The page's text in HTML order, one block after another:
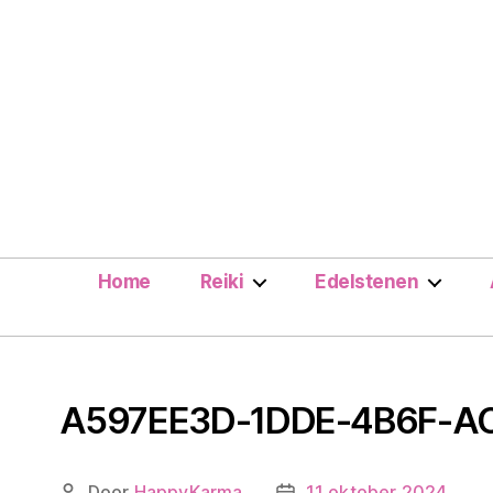
Home Reiki Edelstenen
A597EE3D-1DDE-4B6F-